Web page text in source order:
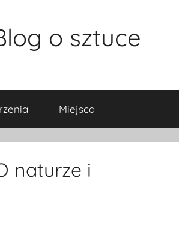
o sztuce
Miejsca
naturze i